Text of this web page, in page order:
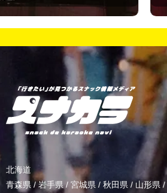
北海道
青森県 / 岩手県/ 宮城県 / 秋田県 / 山形県/